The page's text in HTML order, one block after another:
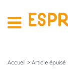
Accueil > Article épuisé